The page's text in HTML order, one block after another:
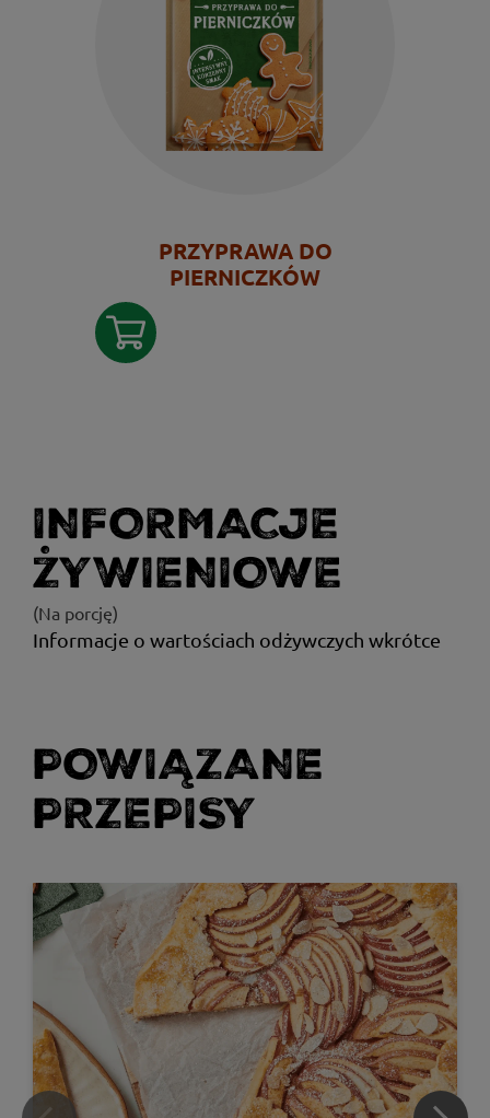
PRZYPRAWA DO
PIERNICZKÓW
INFORMACJE
ŻYWIENIOWE
(Na porcję)
Informacje o wartościach odżywczych wkrótce
POWIĄZANE
PRZEPISY